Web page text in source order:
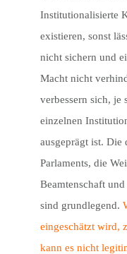
Institutionalisierte
existieren, sonst
nicht sichern und
Macht nicht
verbessern sich, je
einzelnen
ausgeprägt ist. Die
Parlaments, die
Beamtenschaft
sind grundlegend.
eingeschätzt wird,
kann es nicht